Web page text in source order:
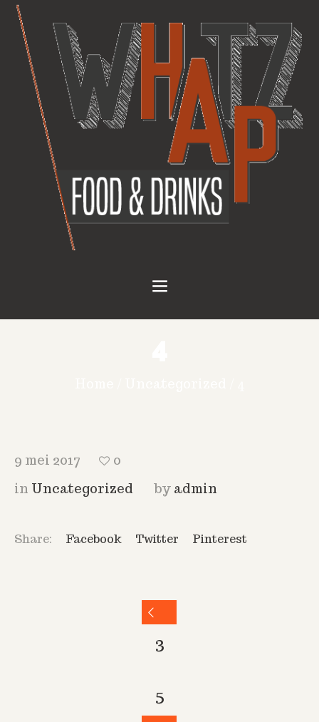
9 mei 2017
0
in Uncategorized by admin
Share: Facebook Twitter Pinterest
3
5